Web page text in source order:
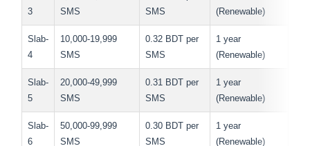
3
SMS
SMS
(Renewable)
Slab-
4
10,000-19,999
SMS
0.32 BDT per
SMS
1 year
(Renewable)
Slab-
5
20,000-49,999
SMS
0.31 BDT per
SMS
1 year
(Renewable)
Slab-
6
50,000-99,999
SMS
0.30 BDT per
SMS
1 year
(Renewable)